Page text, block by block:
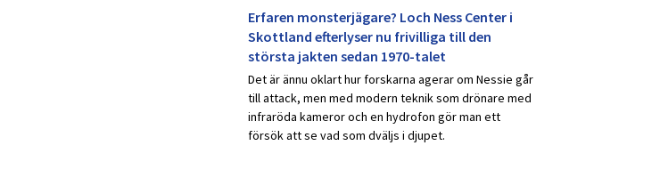
Erfaren monsterjägare? Loch Ness Center i
Skottland efterlyser nu frivilliga till den
största jakten sedan 1970-talet
Det är ännu oklart hur forskarna agerar om Nessie går
till attack, men med modern teknik som drönare med
infraröda kameror och en hydrofon gör man ett
försök att se vad som dväljs i djupet.